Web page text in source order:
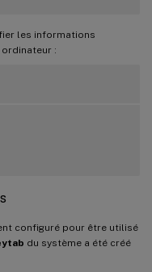
les informations
:
configuré pour être utilisé
du système a été créé